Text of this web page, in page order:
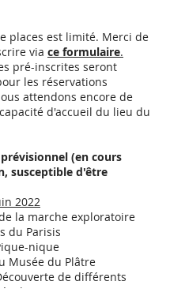
places est limité. Merci de
via ce formulaire.
pré-inscrites seront
les réservations
attendons encore de
d'accueil du lieu du
(en cours
susceptible d'être
2022
la marche exploratoire
du Parisis
nique
Musée du Plâtre
de différents
du territoire